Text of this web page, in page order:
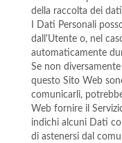
della raccolta dei
I Dati Personali
dall'Utente o, nel
automaticamente
Se non
questo Sito Web
comunicarli,
Web fornire il
indichi alcuni Dati
di astenersi dal